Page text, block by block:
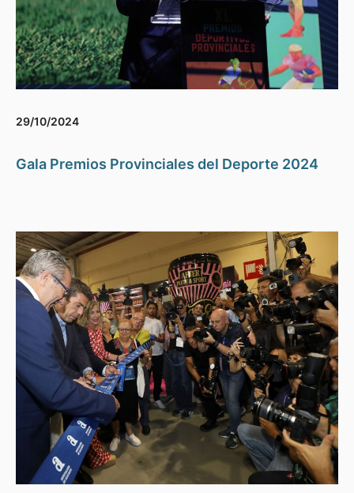
29/10/2024
Gala Premios Provinciales del Deporte 2024